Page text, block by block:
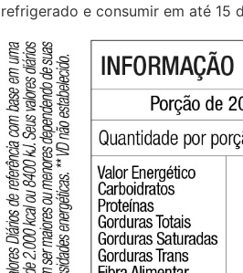
refrigerado e consumir em até 15